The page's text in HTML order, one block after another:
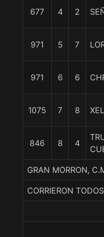
677 4 2
971 5 7
971 6 6
1075 7 8
846 8 4
GRAN MORRON,
CORRIERON